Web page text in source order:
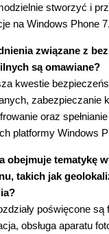
współdziałania
lokalnie (86)
usługi w
(86)
współdziałania
NotepadService (94)
(95)
wyjątków aplikacji
wyjątków
głównej (98)
stworzyć i
na Windows Phone 7.
związane z
są omawiane?
kwestie
zabezpieczanie
oraz
platformy Windows
obejmuje tematykę
takich jak
poświęcone
obsługa aparatu